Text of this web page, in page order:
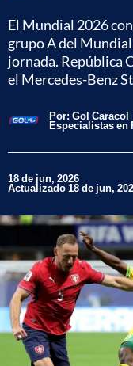
El Mundial 2026
grupo A del
jornada. República
el Mercedes-Benz
Por: Gol Caracol
Especialistas en
18 de jun, 2026
Actualizado 18 de jun,